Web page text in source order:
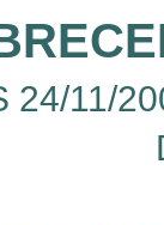
24/11/